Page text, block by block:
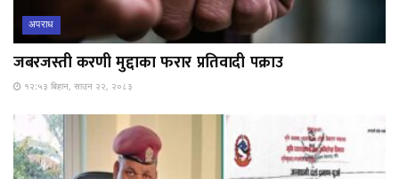
अपराध
जबरजस्ती करणी मुद्दाका फरार प्रतिवादी पक्राउ
१२:५३ बिहान, साउन २२, २०८३